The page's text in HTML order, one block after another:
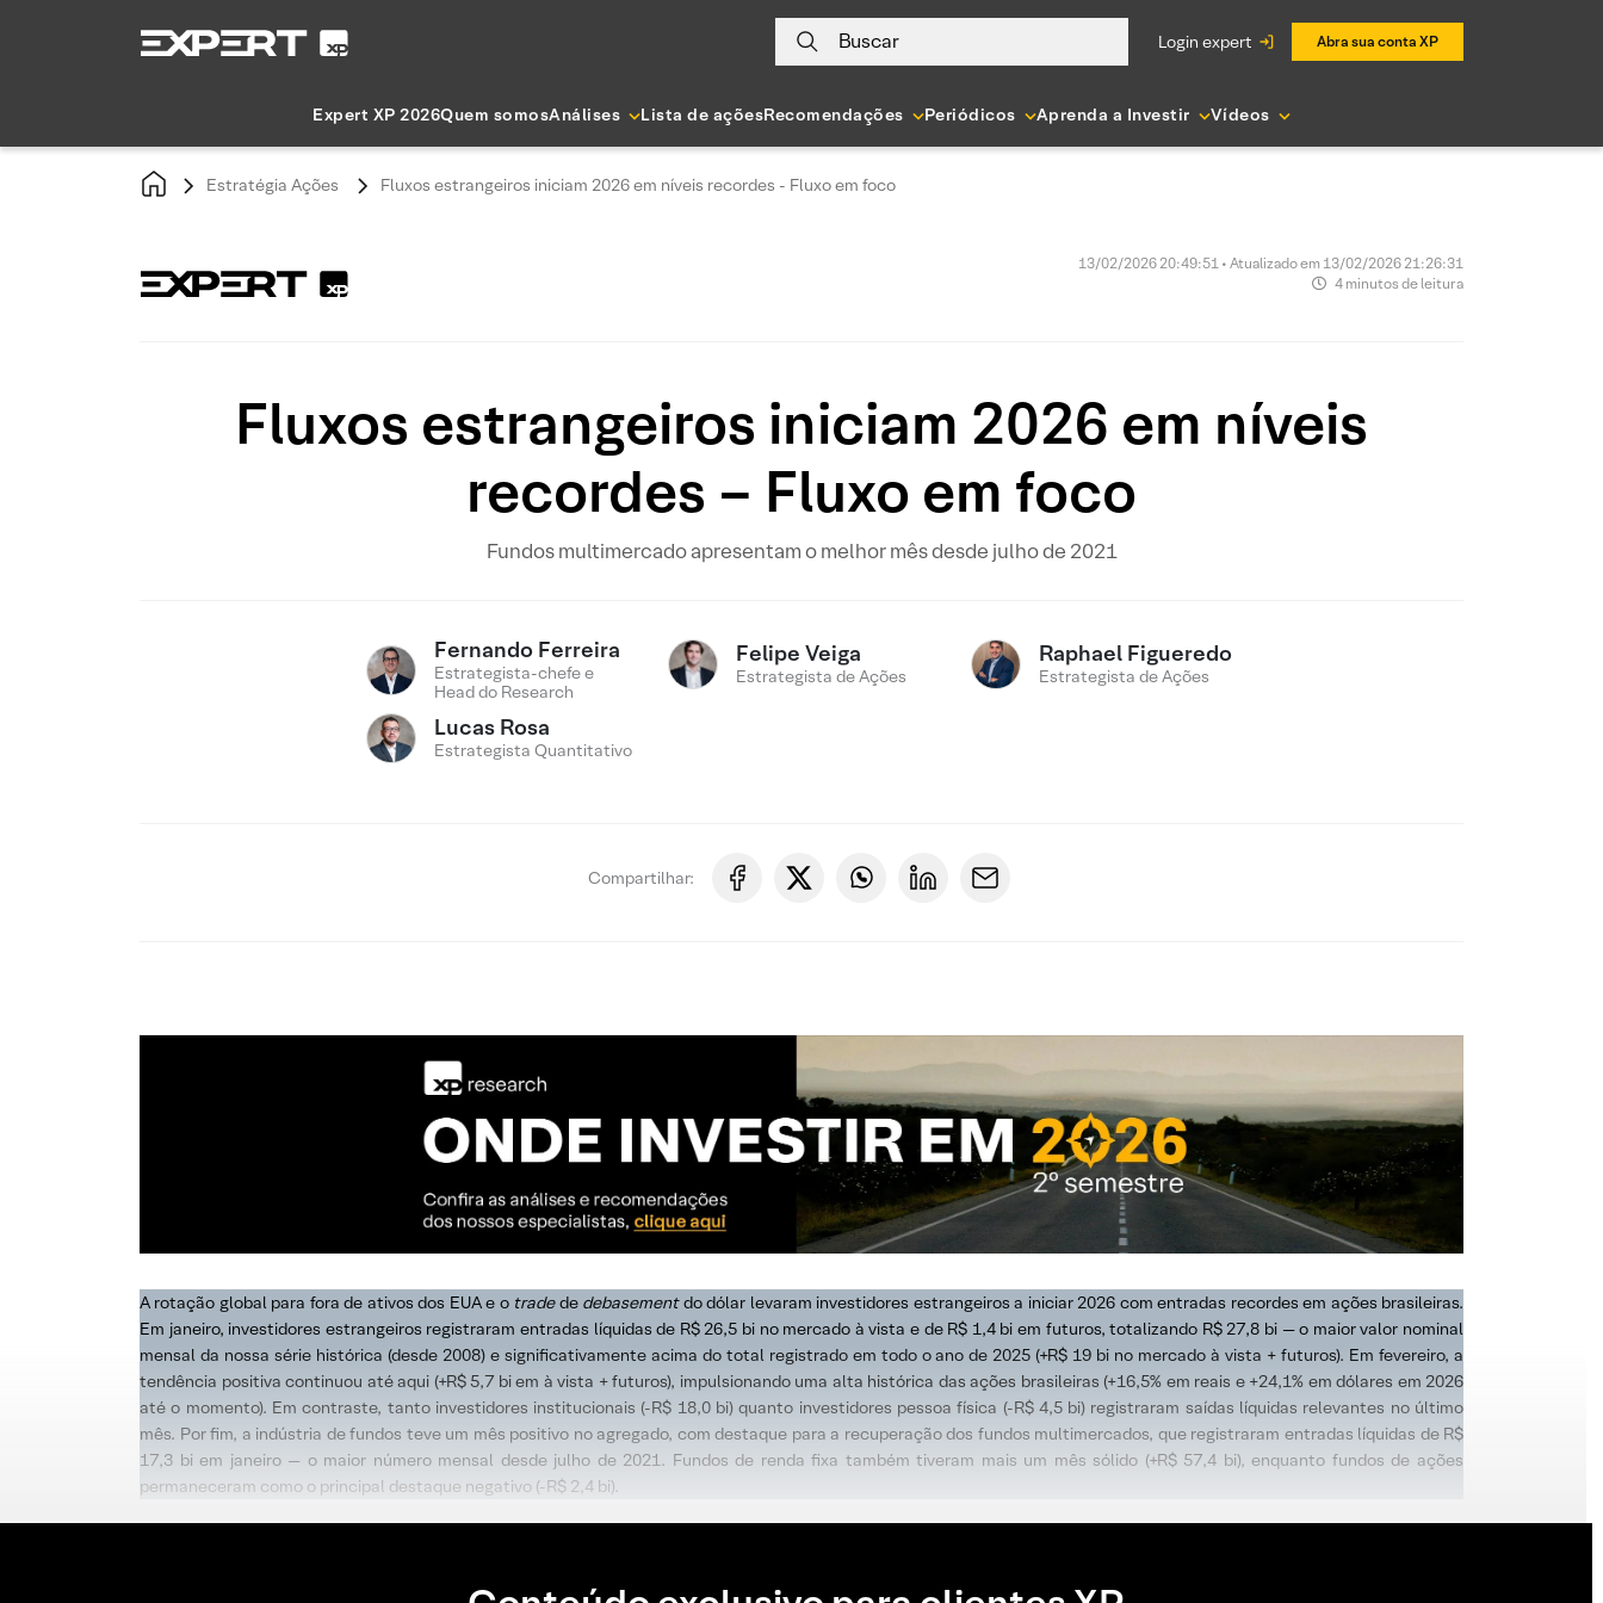
Buscar login expert Abra sua conta XP
Expert XP 2026Quem somosAnálises Lista de açõesRecomendações Periódicos Aprenda a Investir Vídeos
Estratégia Ações Fluxos estrangeiros iniciam 2026 em níveis recordes - Fluxo em foco
13/02/2026 20:49:51 • Atualizado em 13/02/2026 21:26:31
4 minutos de leitura
Fluxos estrangeiros iniciam 2026 em níveis
recordes – Fluxo em foco
Fundos multimercado apresentam o melhor mês desde julho de 2021
Fernando Ferreira
Estrategista-chefe e
Head do Research
Felipe Veiga
Estrategista de Ações
Raphael Figueredo
Estrategista de Ações
Lucas Rosa
Estrategista Quantitativo
Compartilhar:
A rotação global para fora de ativos dos EUA e o tradede debasementdo dólar levaram investidores estrangeiros a iniciar 2026 com entradas recordes em ações brasileiras.
Em janeiro, investidores estrangeiros registraram entradas líquidas de R$ 26,5 bi no mercado à vista e de R$ 1,4 bi em futuros, totalizando R$ 27,8 bi — o maior valor nominal
mensal da nossa série histórica (desde 2008) e significativamente acima do total registrado em todo o ano de 2025 (+R$ 19 bi no mercado à vista + futuros). Em fevereiro, a
tendência positiva continuou até aqui (+R$ 5,7 bi em à vista + futuros), impulsionando uma alta histórica das ações brasileiras (+16,5% em reais e +24,1% em dólares em 2026
até o momento). Em contraste, tanto investidores institucionais (-R$ 18,0 bi) quanto investidores pessoa física (-R$ 4,5 bi) registraram saídas líquidas relevantes no último
mês. Por fim, a indústria de fundos teve um mês positivo no agregado, com destaque para a recuperação dos fundos multimercados, que registraram entradas líquidas de R$
17,3 bi em janeiro — o maior número mensal desde julho de 2021. Fundos de renda fixa também tiveram mais um mês sólido (+R$ 57,4 bi), enquanto fundos de ações
permaneceram como o principal destaque negativo (-R$ 2,4 bi).